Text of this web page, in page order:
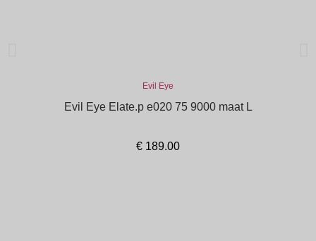
Evil Eye
Evil Eye Elate.p e020 75 9000 maat L
€ 189.00